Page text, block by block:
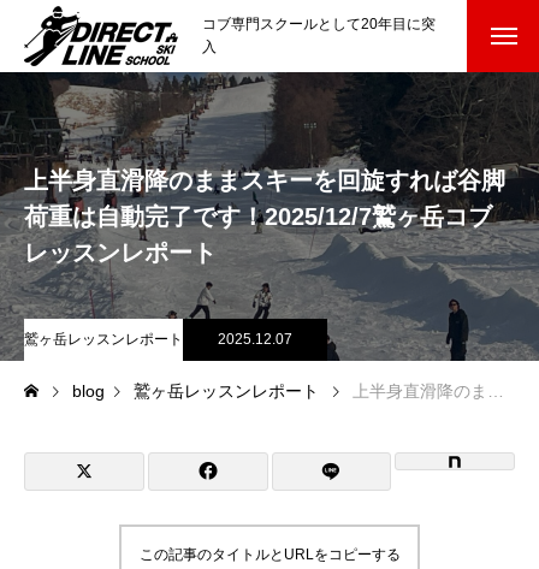
コブ専門スクールとして20年目に突
入
スクールについて知る Directline Ski School
コンセプトと開催スキー場
参加までの流れ
レッスン料金
参加費のお支払い
各会場の集合場所
スキー場から選ぶ Ski Area
上半身直滑降のままスキーを回旋すれば谷脚
荷重は自動完了です！2025/12/7鷲ヶ岳コブ
レッスンレポート
鷲ヶ岳レッスンレポート 2025.12.07
blog 鷲ヶ岳レッスンレポート 上半身直滑降のままスキーを回旋すれば谷脚荷重は自動完了です！2025/12/7鷲ヶ岳コブレッスンレポート
この記事のタイトルとURLをコピーする